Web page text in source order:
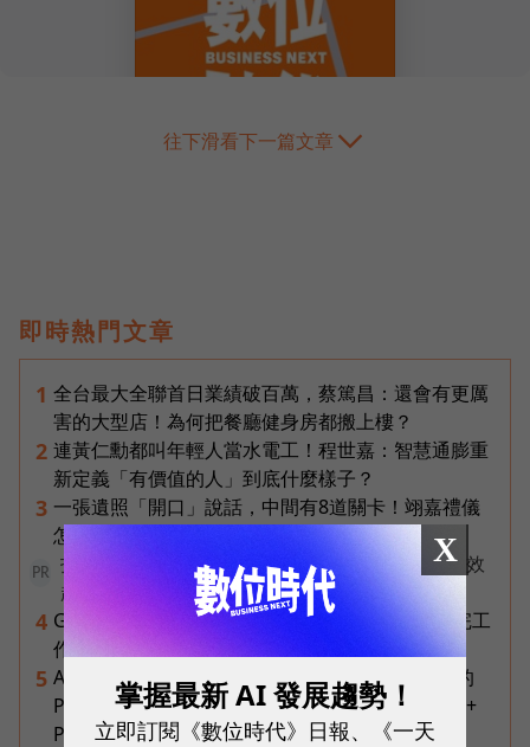
往下滑看下一篇文章
即時熱門文章
1 全台最大全聯首日業績破百萬，蔡篤昌：還會有更厲
害的大型店！為何把餐廳健身房都搬上樓？
2 連黃仁勳都叫年輕人當水電工！程世嘉：智慧通膨重
新定義「有價值的人」到底什麼樣子？
3 一張遺照「開口」說話，中間有8道關卡！翊嘉禮儀
怎麼做出AI告別式，讓逝者最後道別？
PR
打造 AI 行銷飛輪！破解企業行銷「工具越多卻成效
越差」的盲點
4 Gemini Spark完整教學｜幫你讀Gmail、自動跑完工
作流程，3個超實用情境一次看
5 AI 時代的行動生產力：MSI 如何用「理解情境」的
Prestige 14 Flip AI+ 重新定義商務筆電與 Copilot+
PC？
X
掌握最新 AI 發展趨勢！
立即訂閱《數位時代》日報、《一天